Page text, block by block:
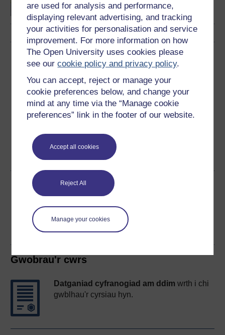
are used for analysis and performance,
displaying relevant advertising, and tracking
your activities for personalisation and service
improvement. For more information on how
The Open University uses cookies please
see ourcookie policy and privacy policy.
You can accept, reject or manage your
cookie preferences below, and change your
mind at any time via the “Manage cookie
preferences” link in the footer of our website.
Accept all cookies
Reject All
Manage your cookies
Lawrlwytho'r cwrs hwn
Lawrlwythwch y cwrs hwn i'w ddefnyddio heb fod ar-lein
neu ar ddyfeisiau eraill
Word
Gweld rhagor o fformatau
Rhannu'r cwrs am ddim hwn
Gwobrau'r cwrs
Datganiad cyfranogiad am ddim wrth i chi
gwblhau'r cyrsiau hyn.